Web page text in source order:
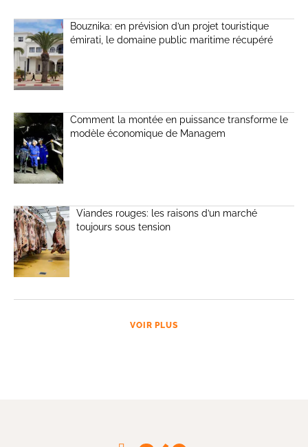
Bouznika: en prévision d’un projet touristique
émirati, le domaine public maritime récupéré
Comment la montée en puissance transforme le
modèle économique de Managem
Viandes rouges: les raisons d’un marché
toujours sous tension
VOIR PLUS